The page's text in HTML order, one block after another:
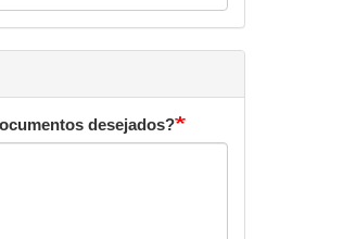
desejados?